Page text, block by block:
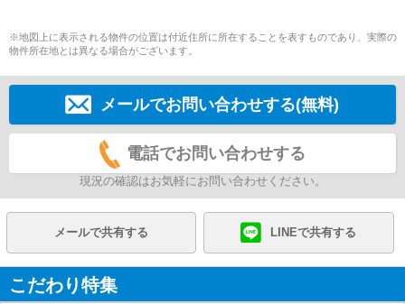
※地図上に表示される物件の位置は付近住所に所在することを表すものであり、実際の
物件所在地とは異なる場合がございます。
メールでお問い合わせする(無料)
電話でお問い合わせする
現況の確認はお気軽にお問い合わせください。
メールで共有する LINEで共有する
こだわり特集